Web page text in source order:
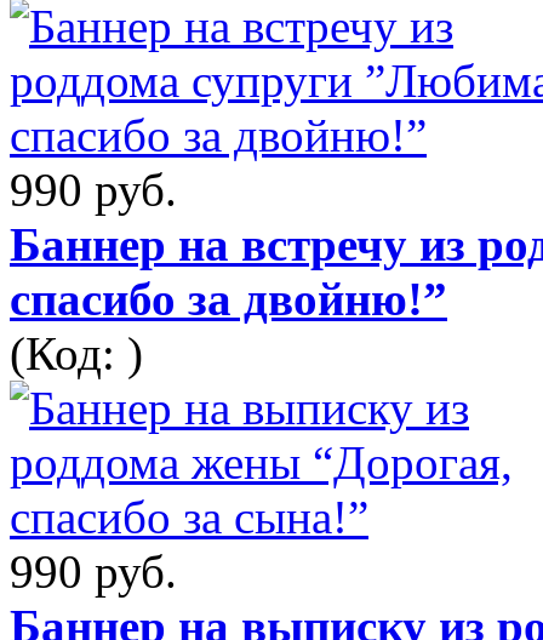
990 руб.
Баннер на встречу из
спасибо за двойню!”
(Код: )
990 руб.
Баннер на выписку из